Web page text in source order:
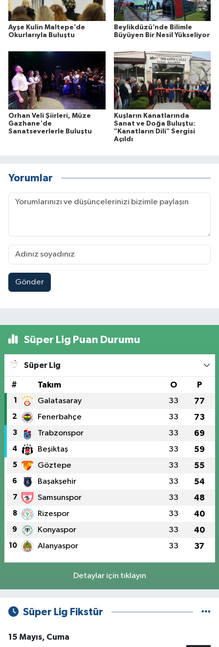
Ayşe Kulin Maltepe’de
Okurlarıyla Buluştu
Beylikdüzü’nde Bilimle
Büyüyen Bir Nesil Yükseliyor
Orhan Veli Şiirleri, Müze
Gazhane'de
Sanatseverlerle Buluştu
Kuşların Kanatlarında
Sanat ve Doğa Buluştu:
"Kanatların Dili" Sergisi
Açıldı
Yorumlar
Gönder
Süper Lig Puan Durumu
Süper Lig
# Takım O P
1 Galatasaray 33 77
2 Fenerbahçe 33 73
3 Trabzonspor 33 69
4 Beşiktaş 33 59
5 Göztepe 33 55
6 Başakşehir 33 54
7 Samsunspor 33 48
8 Rizespor 33 40
9 Konyaspor 33 40
10 Alanyaspor 33 37
Detaylar için tıklayın
Süper Lig Fikstür
15 Mayıs, Cuma